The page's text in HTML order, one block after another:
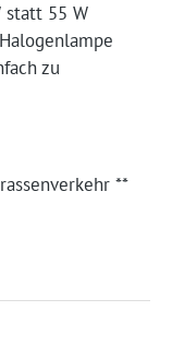
statt 55 W
zu
**